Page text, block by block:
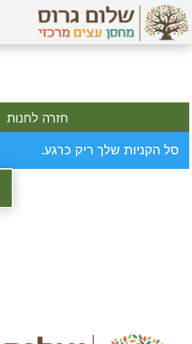
חזרה לחנות
סל הקניות שלך ריק כרגע.